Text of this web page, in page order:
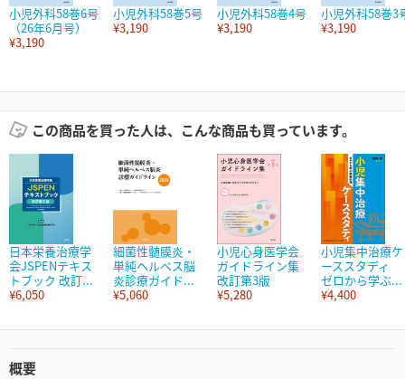
小児外科58巻6号
（26年6月号）
¥3,190
小児外科58巻5号
¥3,190
小児外科58巻4号
¥3,190
小児外科58巻3
¥3,190
この商品を買った人は、こんな商品も買っています。
日本栄養治療学
会JSPENテキス
トブック 改訂...
¥6,050
細菌性髄膜炎・
単純ヘルペス脳
炎診療ガイド...
¥5,060
小児心身医学会
ガイドライン集
改訂第3版
¥5,280
小児集中治療ケ
ーススタディ
ゼロから学ぶ...
¥4,400
概要